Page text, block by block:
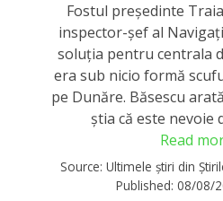
Fostul președinte
inspector-șef al
soluția pentru centrala
era sub nicio formă
pe Dunăre. Băsescu
știa că este nevoie
Read
Source: Ultimele știri din
Published: 08/08/